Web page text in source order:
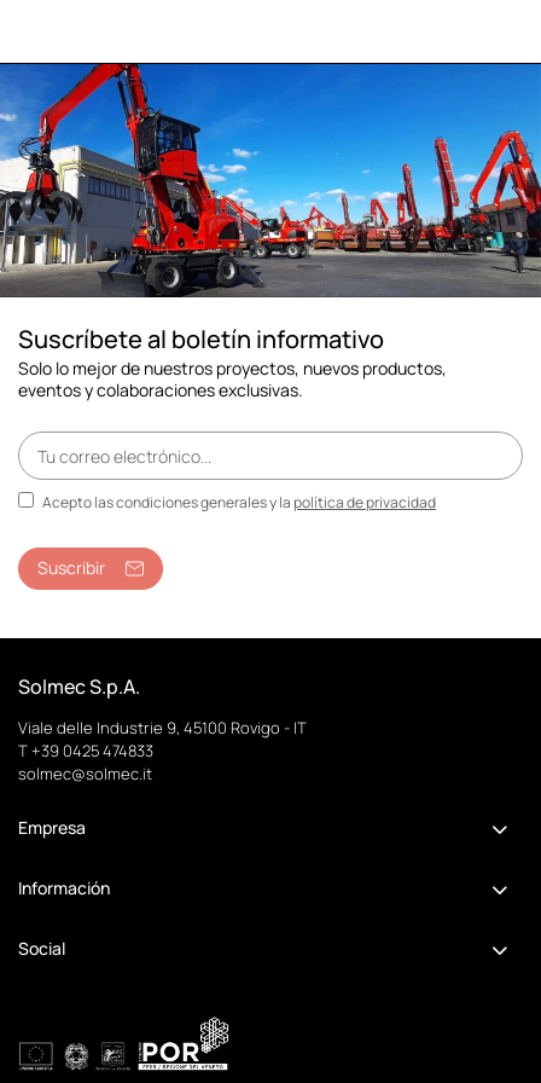
Suscríbete al boletín informativo
Solo lo mejor de nuestros proyectos, nuevos productos,
eventos y colaboraciones exclusivas.
Acepto las condiciones generales y lapolítica de privacidad
Suscribir
Solmec S.p.A.
Viale delle Industrie 9, 45100 Rovigo - IT
T +39 0425 474833
solmec@solmec.it
Empresa
Información
Social